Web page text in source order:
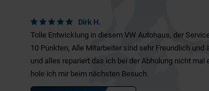
Dirk H.
Tolle Entwicklung in diesem VW Autohaus, der
10 Punkten, Alle Mitarbeiter sind sehr Freundlich
und alles repariert das ich bei der Abholung nicht
hole ich mir beim nächsten Besuch.